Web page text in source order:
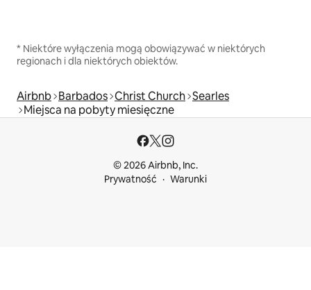
* Niektóre wyłączenia mogą obowiązywać w niektórych
regionach i dla niektórych obiektów.
Airbnb Barbados Christ Church Searles
Miejsca na pobyty miesięczne
© 2026 Airbnb, Inc.
Prywatność
Warunki